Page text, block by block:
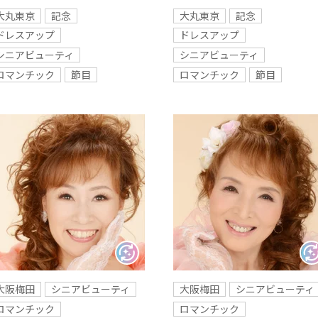
丸東京
記念
レスアップ
ニアビューティ
マンチック
節目
大丸東京
記念
ドレスアップ
シニアビューティ
ロマンチック
節目
阪梅田
シニアビューティ
マンチック
大阪梅田
シニアビューティ
ロマンチック